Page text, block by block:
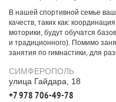
В нашей спортивной семье
качеств, таких как:
моторики, будут обучатся
и традиционного). Помимо
занятия по гимнастики, для
СИМФЕРОПОЛЬ
улица Гайдара, 18
+7 978 706-49-78